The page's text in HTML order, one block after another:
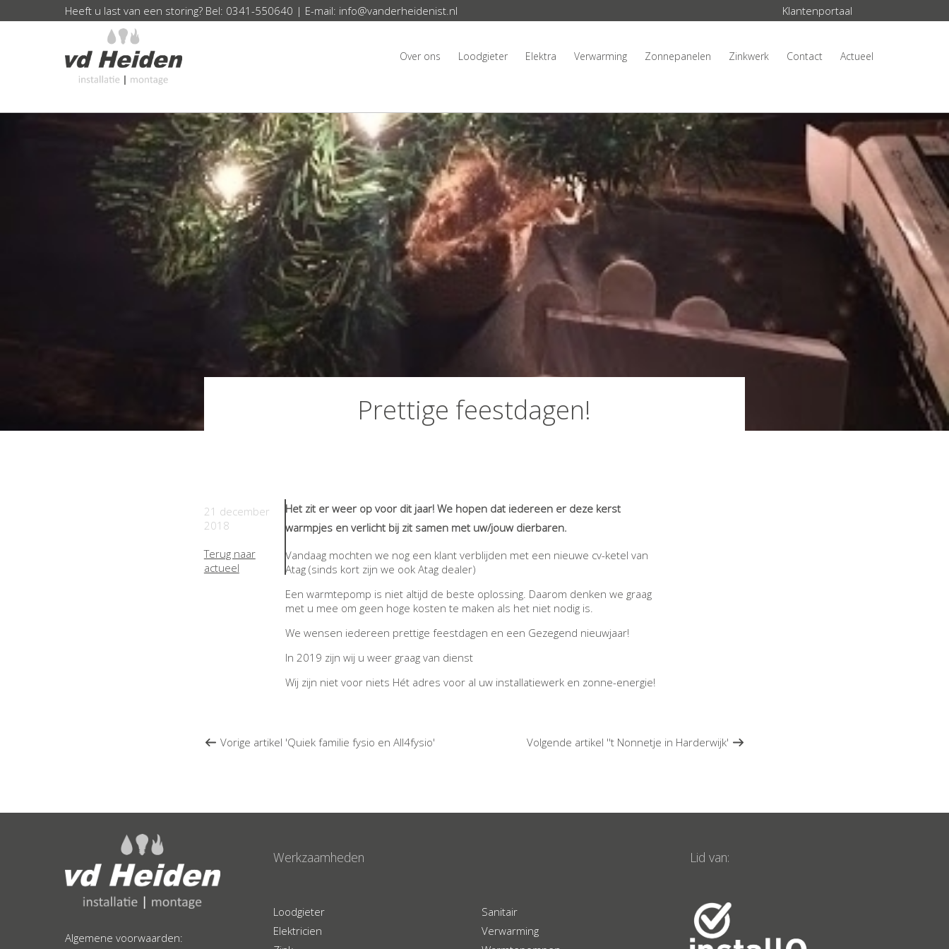
Heeft u last van een storing? Bel: 0341-550640 | E-mail: info@vanderheidenist.nl Klantenportaal
Over ons Loodgieter Elektra Verwarming Zonnepanelen Zinkwerk Contact Actueel
Prettige feestdagen!
21 december
2018
Terug naar
actueel
Het zit er weer op voor dit jaar! We hopen dat iedereen er deze kerst
warmpjes en verlicht bij zit samen met uw/jouw dierbaren.
Vandaag mochten we nog een klant verblijden met een nieuwe cv-ketel van
Atag (sinds kort zijn we ook Atag dealer)
Een warmtepomp is niet altijd de beste oplossing. Daarom denken we graag
met u mee om geen hoge kosten te maken als het niet nodig is.
We wensen iedereen prettige feestdagen en een Gezegend nieuwjaar!
In 2019 zijn wij u weer graag van dienst
Wij zijn niet voor niets Hét adres voor al uw installatiewerk en zonne-energie!
Volgende artikel ''t Nonnetje in Harderwijk'
Vorige artikel 'Quiek familie fysio en All4fysio'
Algemene voorwaarden:
Werkzaamheden
Loodgieter
Elektricien
Sanitair
Verwarming
Lid van: